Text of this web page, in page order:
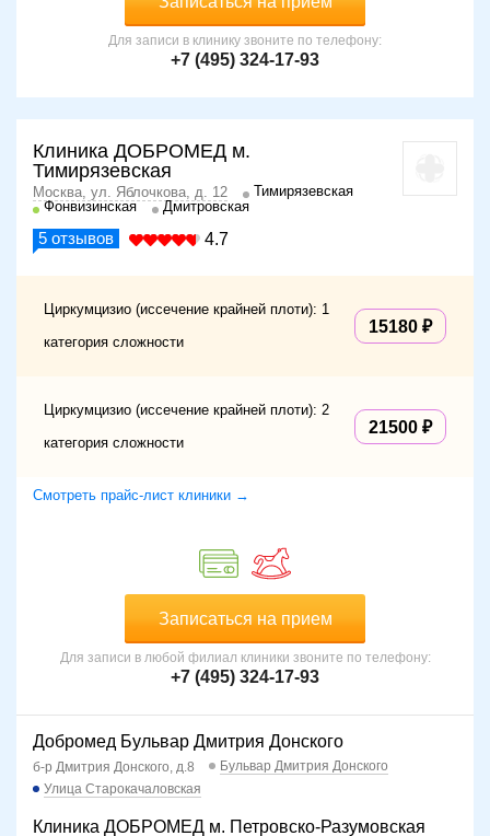
Для записи в клинику звоните по телефону:
+7 (495) 324-17-93
Клиника ДОБРОМЕД м.
Тимирязевская
Москва, ул. Яблочкова, д. 12
Тимирязевская
Фонвизинская
Дмитровская
5 отзывов 4.7
Циркумцизио (иссечение крайней плоти): 1
категория сложности
15180
Циркумцизио (иссечение крайней плоти): 2
категория сложности
21500
Смотреть прайс-лист клиники →
Записаться на прием
Для записи в любой филиал клиники звоните по телефону:
+7 (495) 324-17-93
Добромед Бульвар Дмитрия Донского
б-р Дмитрия Донского, д.8
Бульвар Дмитрия Донского
Улица Старокачаловская
Клиника ДОБРОМЕД м. Петровско-Разумовская